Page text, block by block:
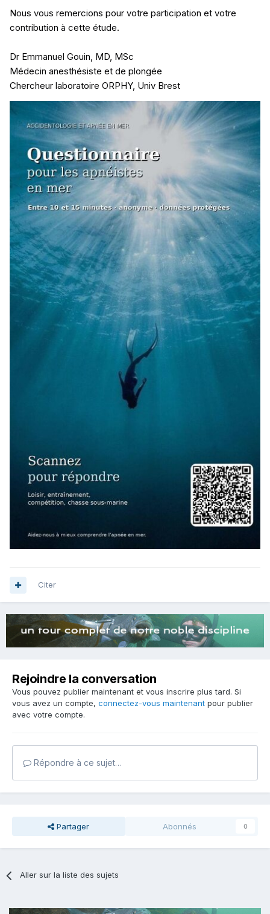
Nous vous remercions pour votre participation et votre
contribution à cette étude.
Dr Emmanuel Gouin, MD, MSc
Médecin anesthésiste et de plongée
Chercheur laboratoire ORPHY, Univ Brest
Citer
Rejoindre la conversation
Vous pouvez publier maintenant et vous inscrire plus tard. Si
vous avez un compte, connectez-vous maintenant pour publier
avec votre compte.
Répondre à ce sujet…
Partager Abonnés 0
Aller sur la liste des sujets